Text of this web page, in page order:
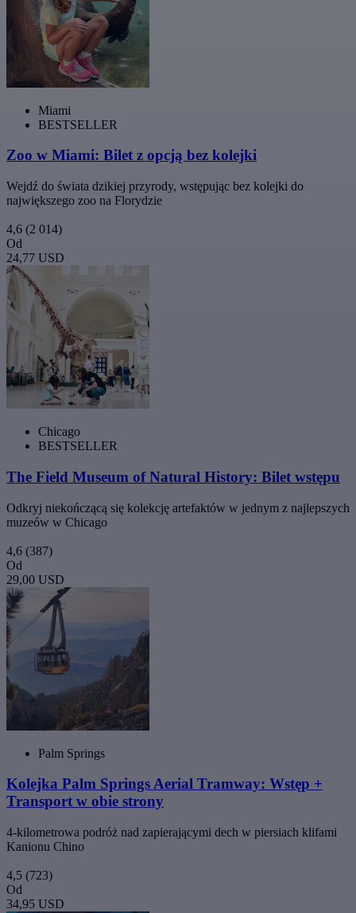
Miami
BESTSELLER
Zoo w Miami: Bilet z opcją bez kolejki
Wejdź do świata dzikiej przyrody, wstępując bez kolejki do
największego zoo na Florydzie
4,6 (2 014)
Od
24,77 USD
Chicago
BESTSELLER
The Field Museum of Natural History: Bilet wstępu
Odkryj niekończącą się kolekcję artefaktów w jednym z najlepszych
muzeów w Chicago
4,6 (387)
Od
29,00 USD
Palm Springs
Kolejka Palm Springs Aerial Tramway: Wstęp +
Transport w obie strony
4-kilometrowa podróż nad zapierającymi dech w piersiach klifami
Kanionu Chino
4,5 (723)
Od
34,95 USD